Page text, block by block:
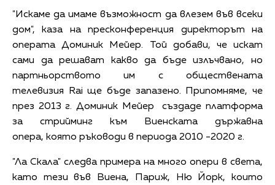
"Искаме да имаме възможност да влезем във всеки
дом", каза на пресконференция директорът на
операта Доминик Мейер. Той добави, че искат
сами да решават какво да бъде излъчвано, но
партньорството им с обществената
телевизия Rai ще бъде запазено. Припомняме, че
през 2013 г. Доминик Мейер създаде платформа
за стрийминг към Виенската държавна
опера, която ръководи в периода 2010 -2020 г.
"Ла Скала" следва примера на много опери в света,
като тези във Виена, Париж, Ню Йорк, които